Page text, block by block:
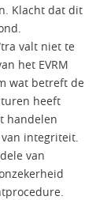
Klacht dat dit
valt niet te
het EVRM
wat betreft de
heeft
handelen
integriteit.
van